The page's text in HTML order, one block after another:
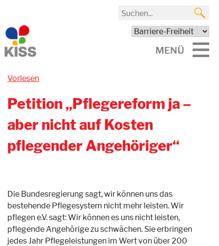
MENÜ
Vorlesen
Petition „Pflegereform ja –
aber nicht auf Kosten
pflegender Angehöriger“
Die Bundesregierung sagt, wir können uns das
bestehende Pflegesystem nicht mehr leisten. Wir
pflegen e.V. sagt: Wir können es uns nicht leisten,
pflegende Angehörige zu schwächen. Sie erbringen
jedes Jahr Pflegeleistungen im Wert von über 200